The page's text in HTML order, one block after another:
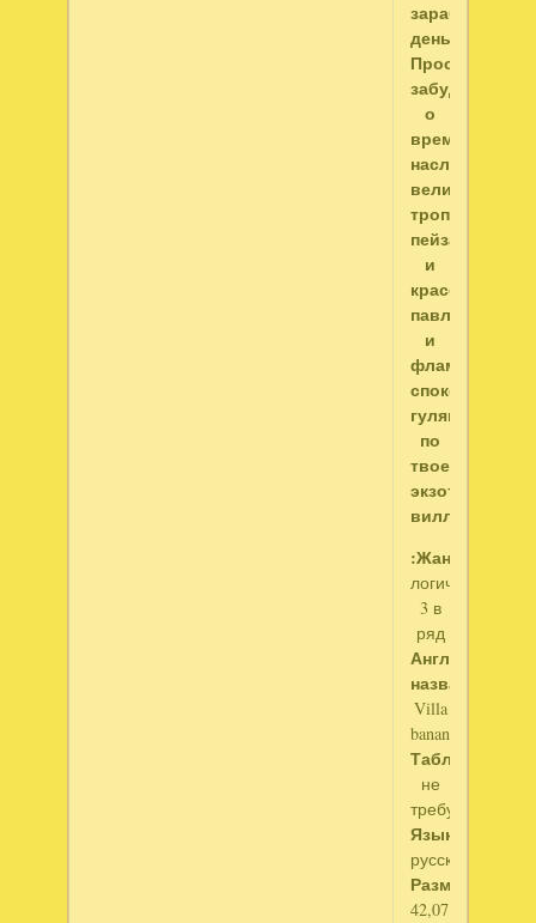
заработанные
деньги.
Просто
забудь
о
времени,
наслаждаясь
тропическими
пейзажами
и
красотой
павлинов
и
фламинго,
спокойно
гуляющих
по
твоей
экзотической
вилле.
:Жанр:
логические,
3 в
ряд
Английское
название:
Villa
banana
Таблетка:
не
требуется
Язык:
русский
Размер:
42,07Мб